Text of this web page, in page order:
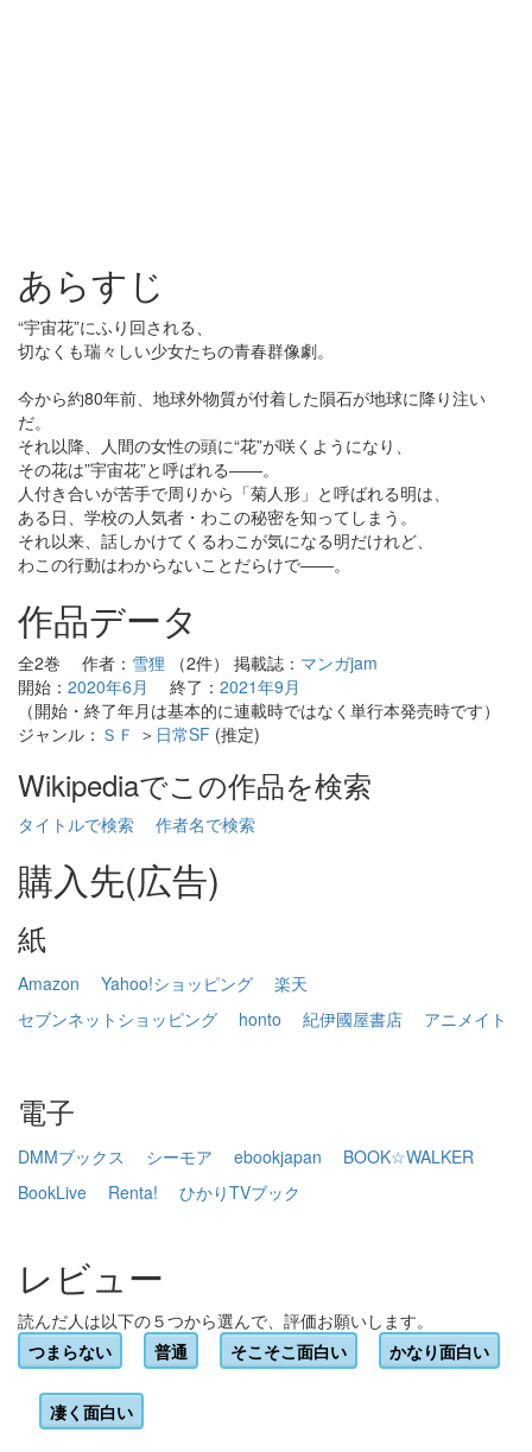
あらすじ
“宇宙花”にふり回される、
切なくも瑞々しい少女たちの青春群像劇。
今から約80年前、地球外物質が付着した隕石が地球に降り注い
だ。
それ以降、人間の女性の頭に“花”が咲くようになり、
その花は”宇宙花”と呼ばれる――。
人付き合いが苦手で周りから「菊人形」と呼ばれる明は、
ある日、学校の人気者・わこの秘密を知ってしまう。
それ以来、話しかけてくるわこが気になる明だけれど、
わこの行動はわからないことだらけで――。
作品データ
全2巻 作者： 雪狸 （2件） 掲載誌： マンガjam
開始： 2020年6月 終了： 2021年9月
（開始・終了年月は基本的に連載時ではなく単行本発売時です）
ジャンル： ＳＦ ＞ 日常SF (推定)
Wikipediaでこの作品を検索
タイトルで検索 作者名で検索
購入先(広告)
紙
Amazon Yahoo!ショッピング
楽天
セブンネットショッピング
honto 紀伊國屋書店 アニメイト
電子
DMMブックス シーモア ebookjapan
BOOK☆WALKER
BookLive
Renta! ひかりTVブック
レビュー
読んだ人は以下の５つから選んで、評価お願いします。
つまらない
普通 そこそこ面白い かなり面白い
凄く面白い